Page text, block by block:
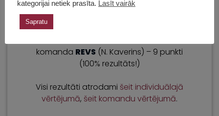
komanda REVS (N. Kaverins) – 9 punkti
(100% rezultāts!)
Visi rezultāti atrodami šeit individuālajā
vērtējumā, šeit komandu vērtējumā.
kategorijai netiek prasīta. Lasīt vairāk
Sapratu